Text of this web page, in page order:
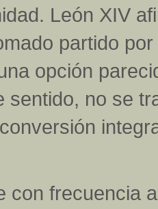
León XIV
partido
opción
sentido, no se
con frecuencia